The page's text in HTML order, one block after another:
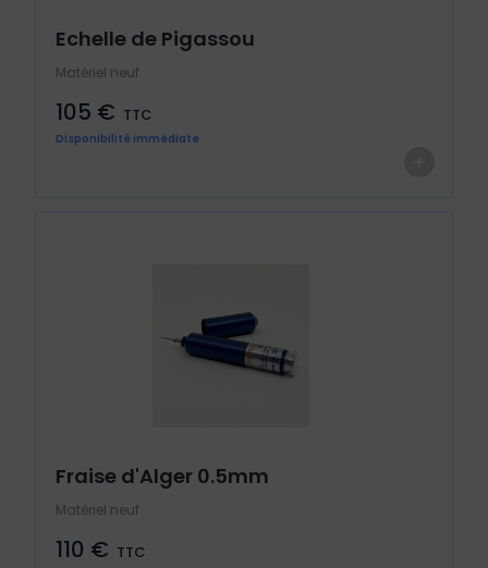
Echelle de Pigassou
Matériel neuf
105 € TTC
Disponibilité immédiate
Fraise d'Alger 0.5mm
Matériel neuf
110 € TTC